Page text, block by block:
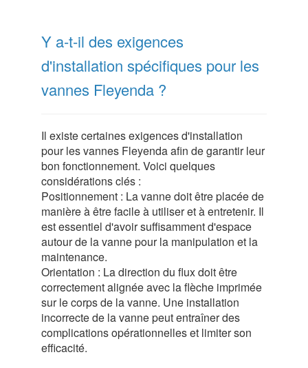
Y a-t-il des exigences
d'installation spécifiques pour les
vannes Fleyenda ?
Il existe certaines exigences d'installation
pour les vannes Fleyenda afin de garantir leur
bon fonctionnement. Voici quelques
considérations clés :
Positionnement : La vanne doit être placée de
manière à être facile à utiliser et à entretenir. Il
est essentiel d'avoir suffisamment d'espace
autour de la vanne pour la manipulation et la
maintenance.
Orientation : La direction du flux doit être
correctement alignée avec la flèche imprimée
sur le corps de la vanne. Une installation
incorrecte de la vanne peut entraîner des
complications opérationnelles et limiter son
efficacité.